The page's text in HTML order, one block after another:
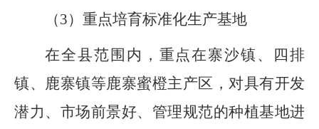
（3）重点培育标准化生产基地
在全县范围内 ， 重点在寨沙镇、四排
镇、鹿寨镇等鹿寨蜜橙主产区，对具有开发
潜力、市场前景好、管理规范的种植基地进